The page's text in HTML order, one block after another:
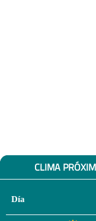
CLIMA
Día